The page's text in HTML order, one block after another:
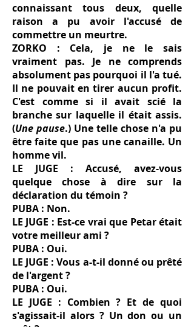
connaissant tous deux, quelle
raison a pu avoir l'accusé de
commettre un meurtre.
ZORKO : Cela, je ne le sais
vraiment pas. Je ne comprends
absolument pas pourquoi il l'a tué.
Il ne pouvait en tirer aucun profit.
C'est comme si il avait scié la
branche sur laquelle il était assis.
(Une pause.) Une telle chose n'a pu
être faite que pas une canaille. Un
homme vil.
LE JUGE : Accusé, avez-vous
quelque chose à dire sur la
déclaration du témoin ?
PUBA : Non.
LE JUGE : Est-ce vrai que Petar était
votre meilleur ami ?
PUBA : Oui.
LE JUGE : Vous a-t-il donné ou prêté
de l'argent ?
PUBA : Oui.
LE JUGE : Combien ? Et de quoi
s'agissait-il alors ? Un don ou un